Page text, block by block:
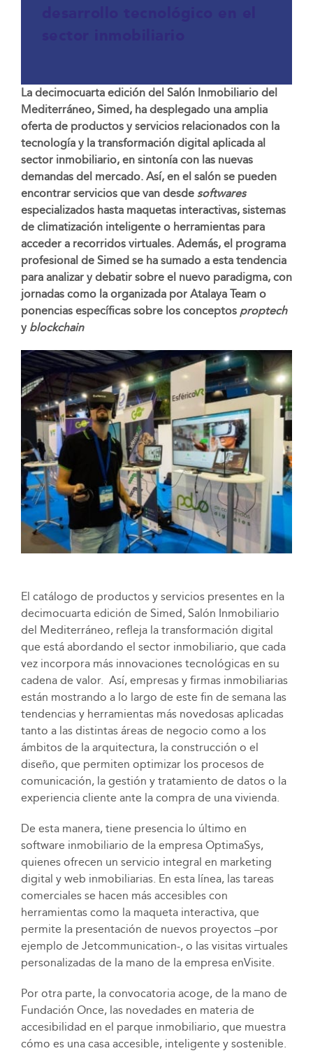
La decimocuarta edición del Salón Inmobiliario del
Mediterráneo, Simed, ha desplegado una amplia
oferta de productos y servicios relacionados con la
tecnología y la transformación digital aplicada al
sector inmobiliario, en sintonía con las nuevas
demandas del mercado. Así, en el salón se pueden
encontrar servicios que van desde softwares
especializados hasta maquetas interactivas, sistemas
de climatización inteligente o herramientas para
acceder a recorridos virtuales. Además, el programa
profesional de Simed se ha sumado a esta tendencia
para analizar y debatir sobre el nuevo paradigma, con
jornadas como la organizada por Atalaya Team o
ponencias específicas sobre los conceptos proptech
y blockchain
El catálogo de productos y servicios presentes en la
decimocuarta edición de Simed, Salón Inmobiliario
del Mediterráneo, refleja la transformación digital
que está abordando el sector inmobiliario, que cada
vez incorpora más innovaciones tecnológicas en su
cadena de valor. Así, empresas y firmas inmobiliarias
están mostrando a lo largo de este fin de semana las
tendencias y herramientas más novedosas aplicadas
tanto a las distintas áreas de negocio como a los
ámbitos de la arquitectura, la construcción o el
diseño, que permiten optimizar los procesos de
comunicación, la gestión y tratamiento de datos o la
experiencia cliente ante la compra de una vivienda.
De esta manera, tiene presencia lo último en
software inmobiliario de la empresa OptimaSys,
quienes ofrecen un servicio integral en marketing
digital y web inmobiliarias. En esta línea, las tareas
comerciales se hacen más accesibles con
herramientas como la maqueta interactiva, que
permite la presentación de nuevos proyectos –por
ejemplo de Jetcommunication-, o las visitas virtuales
personalizadas de la mano de la empresa enVisite.
Por otra parte, la convocatoria acoge, de la mano de
Fundación Once, las novedades en materia de
accesibilidad en el parque inmobiliario, que muestra
cómo es una casa accesible, inteligente y sostenible.